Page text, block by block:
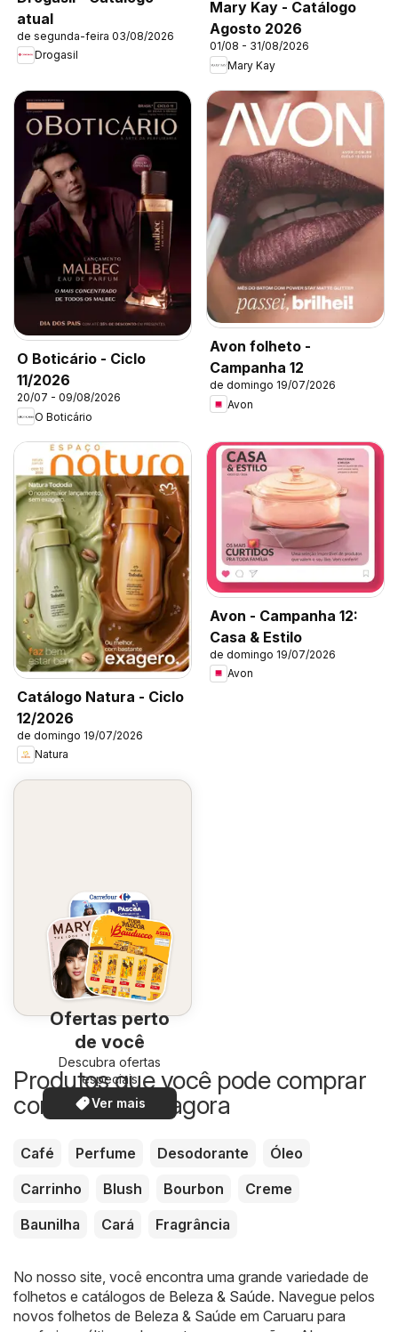
atual
de segunda-feira 03/08/2026
Drogasil
Mary Kay - Catálogo
Agosto 2026
01/08 - 31/08/2026
Mary Kay
O Boticário - Ciclo
11/2026
20/07 - 09/08/2026
O Boticário
Avon folheto -
Campanha 12
de domingo 19/07/2026
Avon
Catálogo Natura - Ciclo
12/2026
de domingo 19/07/2026
Natura
Avon - Campanha 12:
Casa & Estilo
de domingo 19/07/2026
Avon
Ofertas perto
de você
Descubra ofertas
especiais
Ver mais
Produtos que você pode comprar
com desconto agora
Café Perfume Desodorante
Óleo
Carrinho
Blush Bourbon
Creme
Baunilha
Cará Fragrância
No nosso site, você encontra uma grande variedade de
folhetos e catálogos de Beleza & Saúde. Navegue pelos
novos folhetos de Beleza & Saúde em Caruaru para